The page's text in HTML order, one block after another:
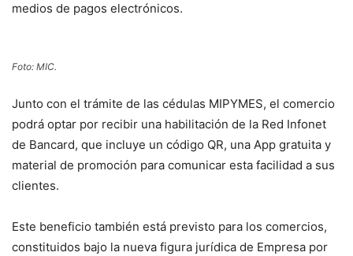
medios de pagos electrónicos.
Foto: MIC.
Junto con el trámite de las cédulas MIPYMES, el comercio
podrá optar por recibir una habilitación de la Red Infonet
de Bancard, que incluye un código QR, una App gratuita y
material de promoción para comunicar esta facilidad a sus
clientes.
Este beneficio también está previsto para los comercios,
constituidos bajo la nueva figura jurídica de Empresa por